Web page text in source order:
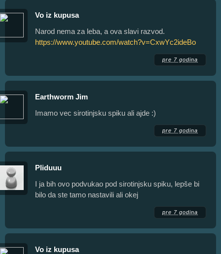
Vo iz kupusa
Narod nema za leba, a ova slavi razvod.
https://www.youtube.com/watch?v=CxwYc2ideBo
pre 7 godina
Earthworm Jim
Imamo vec sirotinjsku spiku ali ajde :)
pre 7 godina
Pliduuu
I ja bih ovo podvukao pod sirotinjsku spiku, lepše bi
bilo da ste tamo nastavili ali okej
pre 7 godina
Vo iz kupusa